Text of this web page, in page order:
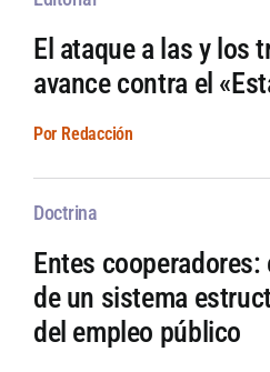
El ataque a las y los
avance contra el
Por Redacción
Doctrina
Entes
de un sistema
del empleo público